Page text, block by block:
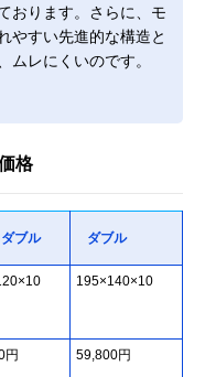
おります。さらに、モ
やすい先進的な構造と
ムレにくいのです。
格
ブル ダブル
195×140×10
円 59,800円